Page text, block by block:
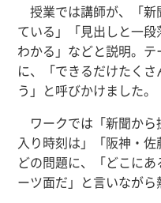
授業では講師が、「新
ている」「見出しと一
わかる」などと説明。
に、「できるだけたく
う」と呼びかけました。
ワークでは「新聞から
入り時刻は」「阪神・
どの問題に、「どこに
ーツ面だ」と言いながら